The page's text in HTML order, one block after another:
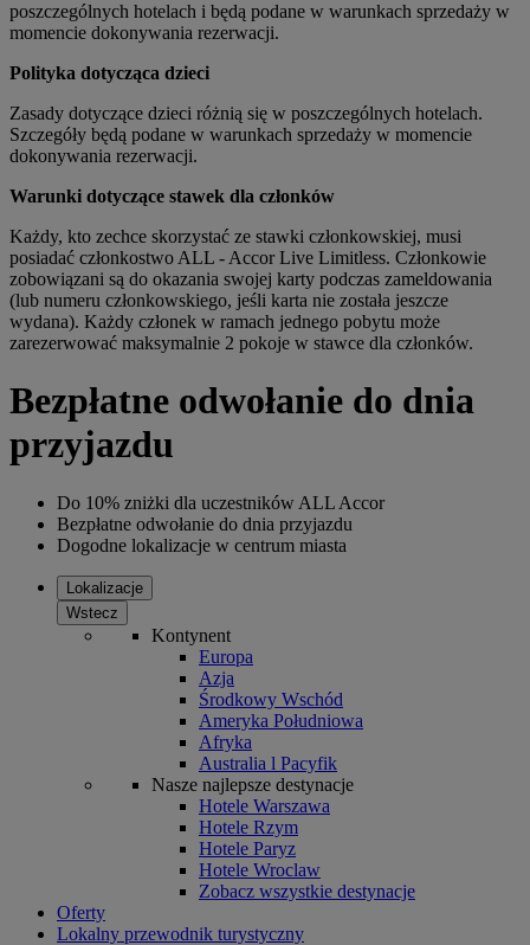
poszczególnych hotelach i będą podane w warunkach sprzedaży w
momencie dokonywania rezerwacji.
Polityka dotycząca dzieci
Zasady dotyczące dzieci różnią się w poszczególnych hotelach.
Szczegóły będą podane w warunkach sprzedaży w momencie
dokonywania rezerwacji.
Warunki dotyczące stawek dla członków
Każdy, kto zechce skorzystać ze stawki członkowskiej, musi
posiadać członkostwo ALL - Accor Live Limitless. Członkowie
zobowiązani są do okazania swojej karty podczas zameldowania
(lub numeru członkowskiego, jeśli karta nie została jeszcze
wydana). Każdy członek w ramach jednego pobytu może
zarezerwować maksymalnie 2 pokoje w stawce dla członków.
Bezpłatne odwołanie do dnia
przyjazdu
Do 10% zniżki dla uczestników ALL Accor
Bezpłatne odwołanie do dnia przyjazdu
Dogodne lokalizacje w centrum miasta
Lokalizacje
Wstecz
Kontynent
Europa
Azja
Środkowy Wschód
Ameryka Południowa
Afryka
Australia l Pacyfik
Nasze najlepsze destynacje
Hotele Warszawa
Hotele Rzym
Hotele Paryz
Hotele Wroclaw
Zobacz wszystkie destynacje
Oferty
Lokalny przewodnik turystyczny